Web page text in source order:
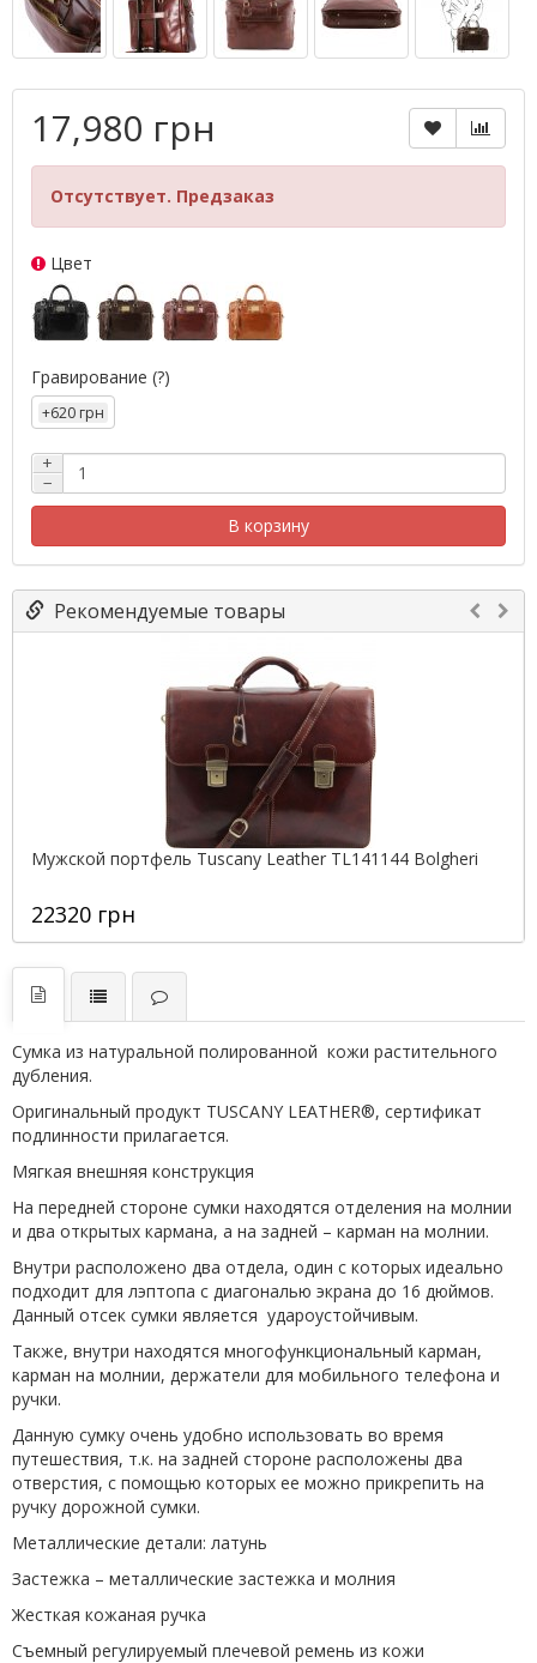
17,980 грн
Отсутствует. Предзаказ
Цвет
Гравирование (?)
+620 грн
+
−
В корзину
Рекомендуемые товары
Мужской портфель Tuscany Leather TL141144 Bolgheri
22320 грн
Сумка из натуральной полированной кожи растительного
дубления.
Оригинальный продукт TUSCANY LEATHER®, сертификат
подлинности прилагается.
Мягкая внешняя конструкция
На передней стороне сумки находятся отделения на молнии
и два открытых кармана, а на задней – карман на молнии.
Внутри расположено два отдела, один с которых идеально
подходит для лэптопа с диагональю экрана до 16 дюймов.
Данный отсек сумки является удароустойчивым.
Также, внутри находятся многофункциональный карман,
карман на молнии, держатели для мобильного телефона и
ручки.
Данную сумку очень удобно использовать во время
путешествия, т.к. на задней стороне расположены два
отверстия, с помощью которых ее можно прикрепить на
ручку дорожной сумки.
Металлические детали: латунь
Застежка – металлические застежка и молния
Жесткая кожаная ручка
Съемный регулируемый плечевой ремень из кожи